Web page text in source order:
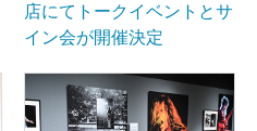
店にてトークイベントとサ
イン会が開催決定